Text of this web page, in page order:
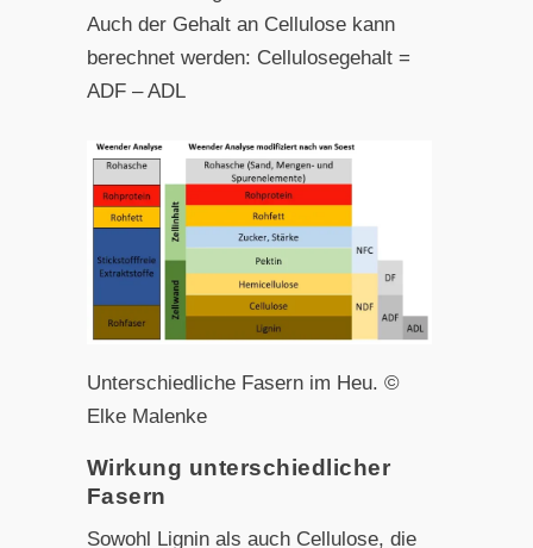
Auch der Gehalt an Cellulose kann
berechnet werden: Cellulosegehalt =
ADF – ADL
Unterschiedliche Fasern im Heu. ©
Elke Malenke
Wirkung unterschiedlicher
Fasern
Sowohl Lignin als auch Cellulose, die